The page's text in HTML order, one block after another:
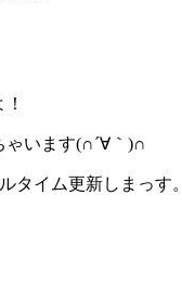
ゃいます(∩´∀｀)∩
タイム更新しまっす。